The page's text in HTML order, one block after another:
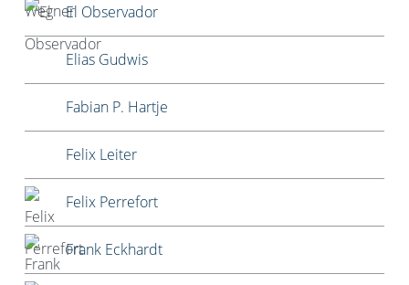
El Observador
Elias Gudwis
Fabian P. Hartje
Felix Leiter
Felix Perrefort
Frank Eckhardt